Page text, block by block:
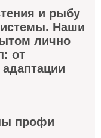
и рыбу
Наши
лично
от
профи